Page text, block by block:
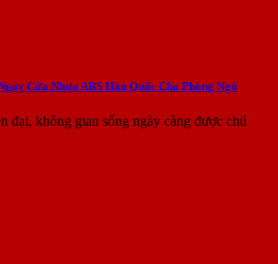
Cửa Nhựa ABS Hàn Quốc Cho Phòng Ngủ
đại, không gian sống ngày càng được chú